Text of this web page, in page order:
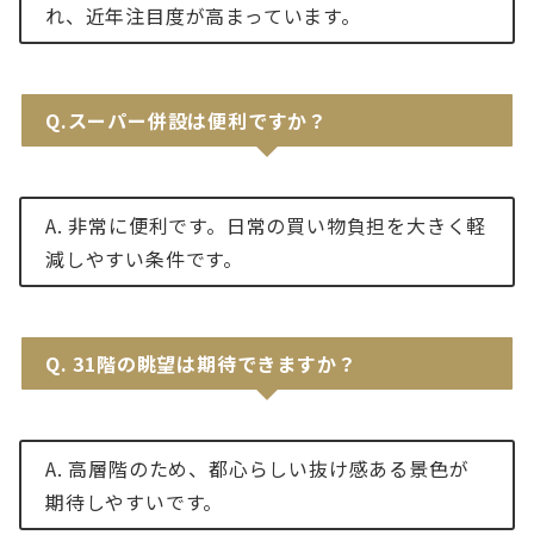
れ、近年注目度が高まっています。
Q.スーパー併設は便利ですか？
A. 非常に便利です。日常の買い物負担を大きく軽
減しやすい条件です。
Q.31階の眺望は期待できますか？
A. 高層階のため、都心らしい抜け感ある景色が
期待しやすいです。